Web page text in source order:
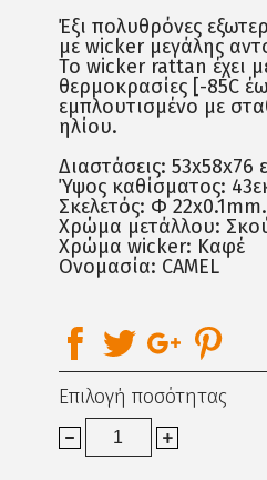
Έξι πολυθρόνες
με wicker μεγάλης
Το wicker rattan έχει
θερμοκρασίες [-85C
εμπλουτισμένο με
ηλίου.
Διαστάσεις: 53x58x76
Ύψος καθίσματος:
Σκελετός: Φ
Χρώμα μετάλλου:
Χρώμα wicker: Καφέ
Oνομασία: CAMEL
Επιλογή ποσότητας